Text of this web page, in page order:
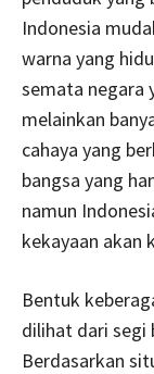
Indonesia
warna yang
semata negara
melainkan
cahaya yang
bangsa yang
namun
kekayaan akan
Bentuk
dilihat dari segi
Berdasarkan